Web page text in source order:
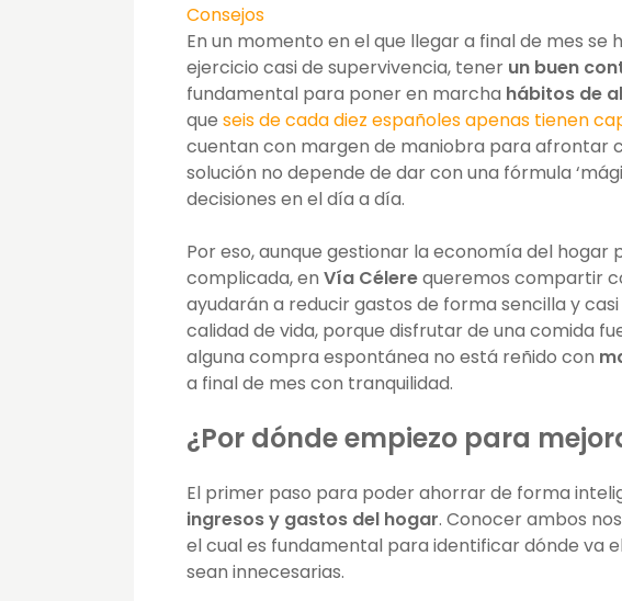
Consejos
En un momento en el que llegar a final de mes
ejercicio casi de supervivencia, tener un buen
fundamental para poner en marcha hábitos de
que seis de cada diez españoles apenas tienen
cuentan con margen de maniobra para afrontar
solución no depende de dar con una fórmula
decisiones en el día a día.
Por eso, aunque gestionar la economía del
complicada, en Vía Célerequeremos compartir
ayudarán a reducir gastos de forma sencilla y
calidad de vida, porque disfrutar de una comida
alguna compra espontánea no está reñido con
a final de mes con tranquilidad.
¿Por dónde empiezo para
El primer paso para poder ahorrar de forma
ingresos y gastos del hogar. Conocer ambos
el cual es fundamental para identificar dónde va
sean innecesarias.